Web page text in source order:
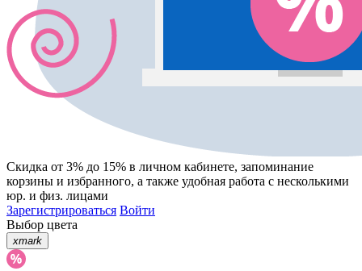
Скидка от 3% до 15% в личном кабинете, запоминание
корзины и избранного, а также удобная работа с несколькими
юр. и физ. лицами
Зарегистрироваться Войти
Выбор цвета
xmark